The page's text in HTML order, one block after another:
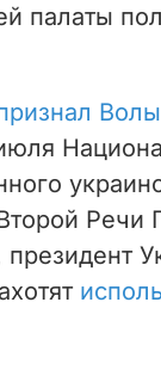
палаты
Речи